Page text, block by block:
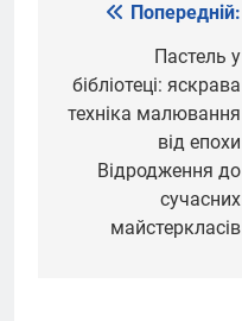
Навігація
записів
Попередній:
Пастель у
бібліотеці: яскрава
техніка малювання
від епохи
Відродження до
сучасних
майстеркласів